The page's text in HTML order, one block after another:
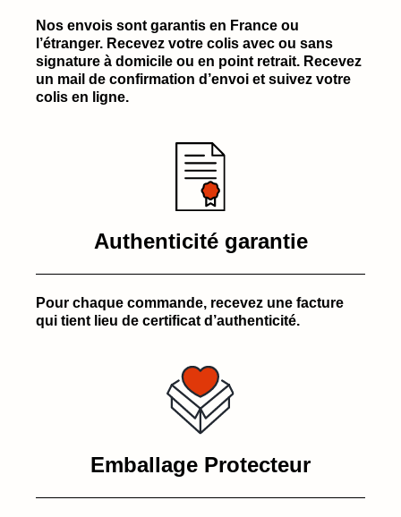
Nos envois sont garantis en France ou
l’étranger. Recevez votre colis avec ou sans
signature à domicile ou en point retrait. Recevez
un mail de confirmation d’envoi et suivez votre
colis en ligne.
Authenticité garantie
Pour chaque commande, recevez une facture
qui tient lieu de certificat d’authenticité.
Emballage Protecteur